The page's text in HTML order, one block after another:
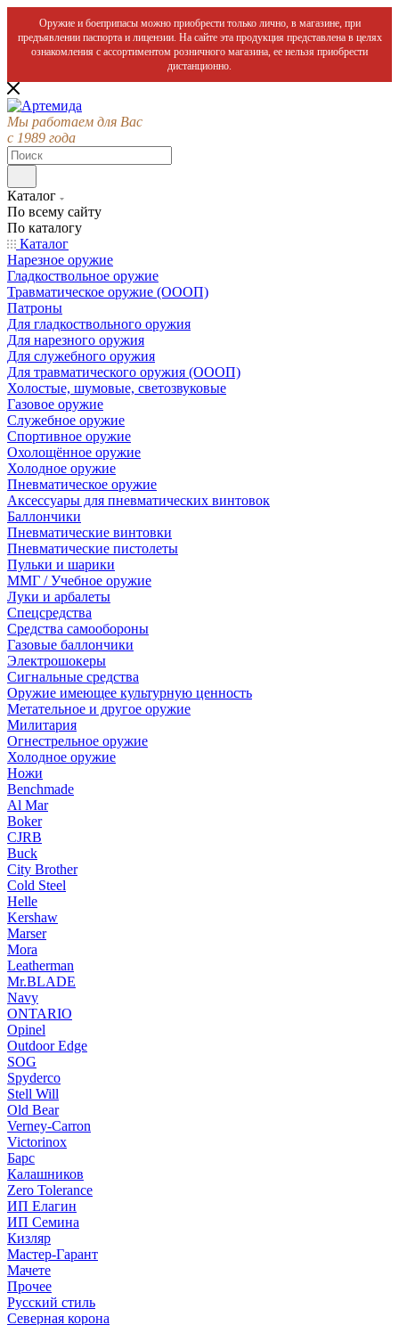
Оружие и боеприпасы можно приобрести только лично, в магазине, при
предъявлении паспорта и лицензии. На сайте эта продукция представлена в целях
ознакомления с ассортиментом розничного магазина, ее нельзя приобрести
дистанционно.
Мы работаем для Вас
с 1989 года
Каталог
По всему сайту
По каталогу
Каталог
Нарезное оружие
Гладкоствольное оружие
Травматическое оружие (ОООП)
Патроны
Для гладкоствольного оружия
Для нарезного оружия
Для служебного оружия
Для травматического оружия (ОООП)
Холостые, шумовые, светозвуковые
Газовое оружие
Служебное оружие
Спортивное оружие
Охолощённое оружие
Холодное оружие
Пневматическое оружие
Аксессуары для пневматических винтовок
Баллончики
Пневматические винтовки
Пневматические пистолеты
Пульки и шарики
ММГ / Учебное оружие
Луки и арбалеты
Спецсредства
Средства самообороны
Газовые баллончики
Электрошокеры
Сигнальные средства
Оружие имеющее культурную ценность
Метательное и другое оружие
Милитария
Огнестрельное оружие
Холодное оружие
Ножи
Benchmade
Al Mar
Boker
CJRB
Buck
City Brother
Cold Steel
Helle
Kershaw
Marser
Mora
Leatherman
Mr.BLADE
Navy
ONTARIO
Opinel
Outdoor Edge
SOG
Spyderco
Stell Will
Old Bear
Verney-Carron
Victorinox
Барс
Калашников
Zero Tolerance
ИП Елагин
ИП Семина
Кизляр
Мастер-Гарант
Мачете
Прочее
Русский стиль
Северная корона